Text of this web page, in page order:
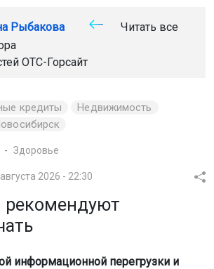
Рыбакова
Читать все
ОТС-Горсайт
кредиты
Недвижимость
Здоровье
2026 - 22:30
рекомендуют
информационной перегрузки и